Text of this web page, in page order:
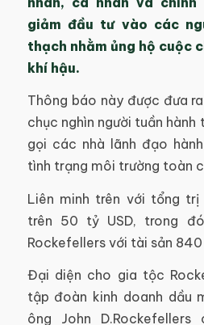
giảm đầu tư vào các
thạch nhằm ủng hộ cuộc
khí hậu.
Thông báo này được đưa
chục nghìn người tuần hành
gọi các nhà lãnh đạo
tình trạng môi trường toàn
Liên minh trên với tổng
trên 50 tỷ USD, trong
Rockefellers với tài sản 840
Đại diện cho gia tộc
tập đoàn kinh doanh dầu
ông John